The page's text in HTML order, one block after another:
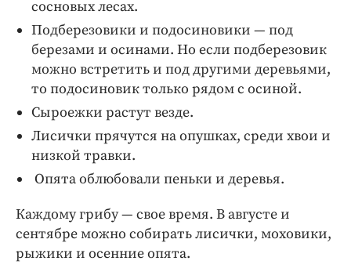
Клиника года
Бренд года
Работодатель года
сосновых лесах.
Подберезовики и подосиновики — под
березами и осинами. Но если подберезовик
можно встретить и под другими деревьями,
то подосиновик только рядом с осиной.
Сыроежки растут везде.
Лисички прячутся на опушках, среди хвои и
низкой травки.
Опята облюбовали пеньки и деревья.
Каждому грибу — свое время. В августе и
сентябре можно собирать лисички, моховики,
рыжики и осенние опята.